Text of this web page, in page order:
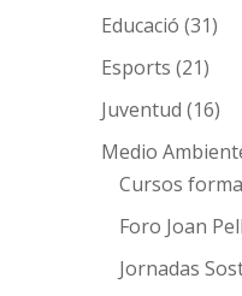
Educació (31)
Esports (21)
Juventud (16)
Medio
Cursos
Foro Joan
Jornadas